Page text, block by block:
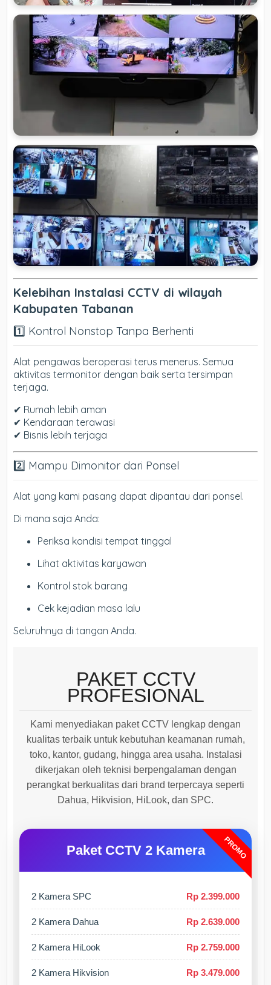
Kelebihan Instalasi CCTV di wilayah
Kabupaten Tabanan
1️⃣ Kontrol Nonstop Tanpa Berhenti
Alat pengawas beroperasi terus menerus. Semua
aktivitas termonitor dengan baik serta tersimpan
terjaga.
✔ Rumah lebih aman
✔ Kendaraan terawasi
✔ Bisnis lebih terjaga
2️⃣ Mampu Dimonitor dari Ponsel
Alat yang kami pasang dapat dipantau dari ponsel.
Di mana saja Anda:
Periksa kondisi tempat tinggal
Lihat aktivitas karyawan
Kontrol stok barang
Cek kejadian masa lalu
Seluruhnya di tangan Anda.
PAKET CCTV
PROFESIONAL
Kami menyediakan paket CCTV lengkap dengan
kualitas terbaik untuk kebutuhan keamanan rumah,
toko, kantor, gudang, hingga area usaha. Instalasi
dikerjakan oleh teknisi berpengalaman dengan
perangkat berkualitas dari brand terpercaya seperti
Dahua, Hikvision, HiLook, dan SPC.
PROMO
Paket CCTV 2 Kamera
2 Kamera SPC Rp 2.399.000
2 Kamera Dahua Rp 2.639.000
2 Kamera HiLook Rp 2.759.000
2 Kamera Hikvision Rp 3.479.000